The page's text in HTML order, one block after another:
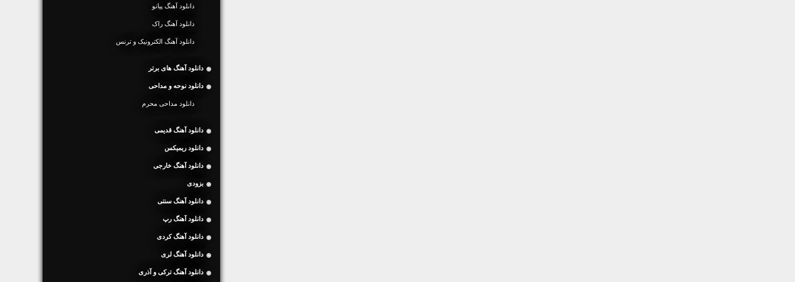
دانلود آهنگ پیانو
دانلود آهنگ راک
دانلود آهنگ الکترونیک و ترنس
دانلود آهنگ های برتر
دانلود نوحه و مداحی
دانلود مداحی محرم
دانلود آهنگ قدیمی
دانلود ریمیکس
دانلود آهنگ خارجی
بزودی
دانلود آهنگ سنتی
دانلود آهنگ رپ
دانلود آهنگ کردی
دانلود آهنگ لری
دانلود آهنگ ترکی و آذری